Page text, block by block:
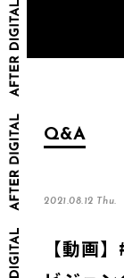
Q&A
2021.08.12 Thu.
【動画